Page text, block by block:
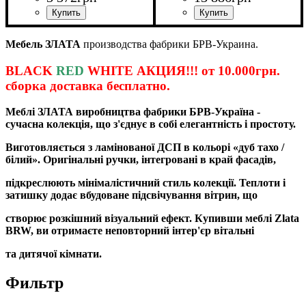
ширина, мм: 950
высота, мм: 805
глубина, мм: 2045
Мебель ЗЛАТА производства фабрики БРВ-Украина.
BLACK RED WHITE АКЦИЯ!!! от 10.000грн.
сборка доставка бесплатно.
Меблі ЗЛАТА виробництва фабрики БРВ-Україна -
сучасна колекція, що з'єднує в собі елегантність і простоту.
Виготовляється з ламінованої ДСП в кольорі «дуб тахо /
білий». Оригінальні ручки, інтегровані в край фасадів,
підкреслюють мінімалістичний стиль колекції. Теплоти і
затишку додає вбудоване підсвічування вітрин, що
створює розкішний візуальний ефект. Купивши меблі Zlata
BRW, ви отримаєте неповторний інтер'єр вітальні
та дитячої кімнати.
Фильтр